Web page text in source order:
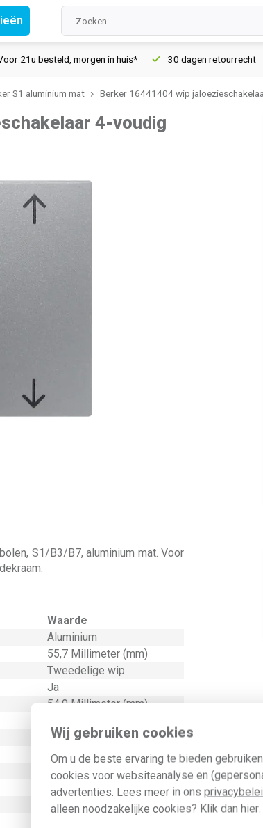
Wij gebruiken cookies
Om u de beste ervaring te bieden
cookies voor websiteanalyse en
advertenties. Lees meer in ons
alleen noodzakelijke cookies? Klik dan hier.
besteld, morgen in huis* 30 dagen retourrecht
S1 aluminium mat Berker 16441404 wip
4-voudig
S1/B3/B7, aluminium mat. Voor
Waarde
Aluminium
55,7 Millimeter (mm)
Tweedelige wip
Ja
54,9 Millimeter (mm)
Jaloezie
Onbehandeld
Thermoplast
Kunststof
Klembevestiging